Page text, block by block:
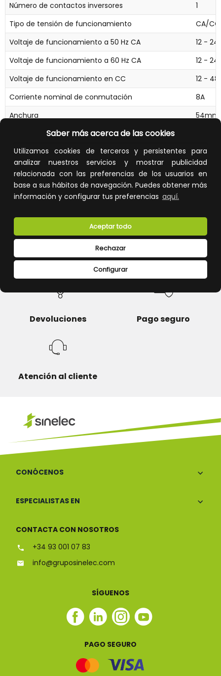
Saber más acerca de las cookies
Utilizamos cookies de terceros y persistentes para
analizar nuestros servicios y mostrar publicidad
relacionada con las preferencias de los usuarios en
base a sus hábitos de navegación. Puedes obtener más
información y configurar tus preferencias aquí.
Configurar
Rechazar
Aceptar todo
Número de contactos inversores
1
Tipo de tensión de funcionamiento
CA/CC
Voltaje de funcionamiento a 50 Hz CA
12 -
Voltaje de funcionamiento a 60 Hz CA
12 -
Voltaje de funcionamiento en CC
12 -
Corriente nominal de conmutación
8A
Anchura
54mm
Profundidad
74mm
Tiempo máximo de retardo de respuesta permitido
4.82s
Calidad y precio Descuentos
Devoluciones Pago seguro
Atención al cliente
CONÓCENOS
ESPECIALISTAS EN
CONTACTA CON NOSOTROS
+34 93 001 07 83
info@gruposinelec.com
SÍGUENOS
Facebook
Linkedin
Instagram
Youtube
PAGO SEGURO